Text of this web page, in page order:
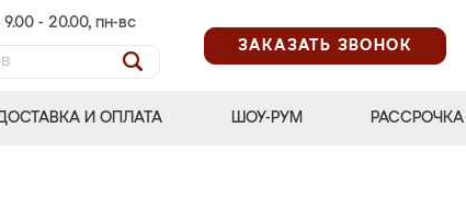
9.00 - 20.00, пн-вс
ЗАКАЗАТЬ ЗВОНОК
И ОПЛАТА ШОУ-РУМ РАССРОЧКА